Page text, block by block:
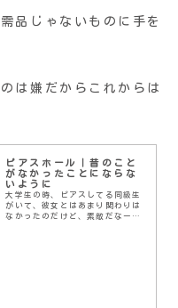
品じゃないものに手を
は嫌だからこれからは
ピアスホール｜昔のこと
がなかったことにならな
いように
大学生の時、ピアスしてる同級生
がいて、彼女とはあまり関わりは
なかったのだけど、素敵だなーと